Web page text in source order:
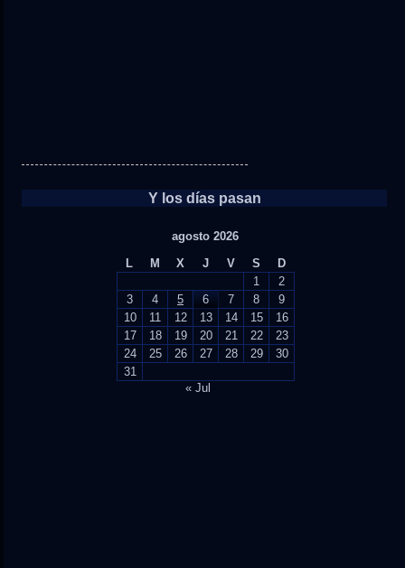
Y los días pasan
agosto 2026
L
M X J V S
D
1
2
3
4 5 6 7 8
9
10
11 12 13 14 15
16
17
18 19 20 21 22
23
24
25 26 27 28 29
30
31
« Jul